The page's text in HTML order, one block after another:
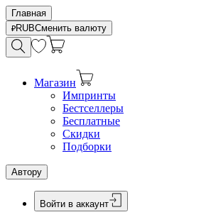
Главная
RUBСменить валюту
Магазин
Импринты
Бестселлеры
Бесплатные
Скидки
Подборки
Автору
Войти в аккаунт